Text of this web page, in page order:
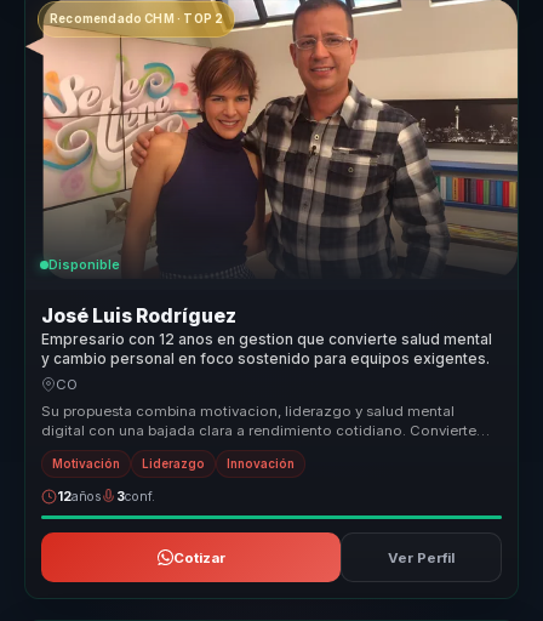
Recomendado CHM · TOP 2
Disponible
José Luis Rodríguez
Empresario con 12 anos en gestion que convierte salud mental
y cambio personal en foco sostenido para equipos exigentes.
CO
Su propuesta combina motivacion, liderazgo y salud mental
digital con una bajada clara a rendimiento cotidiano. Convierte
temas que mucha...
Motivación Liderazgo Innovación
12años 3conf.
Cotizar Ver Perfil